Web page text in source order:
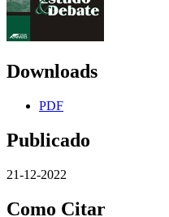
Downloads
PDF
Publicado
21-12-2022
Como Citar